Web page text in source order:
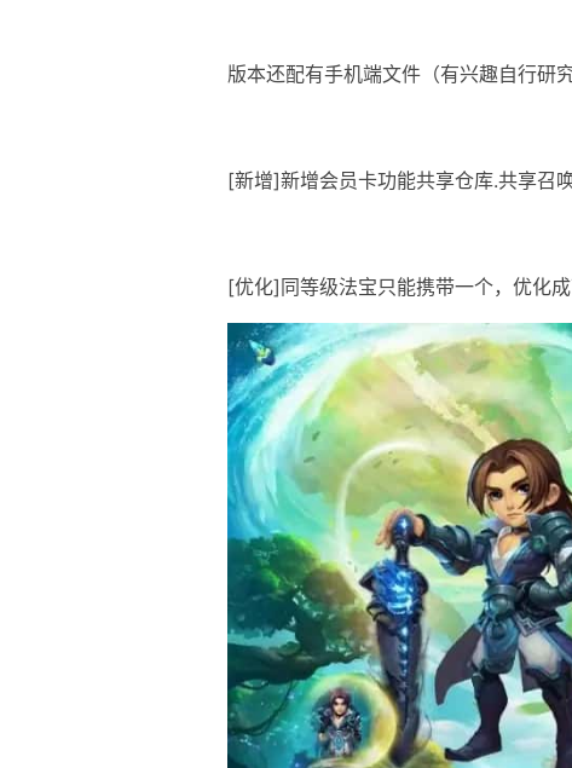
版本还配有手机端文件（有兴趣自行研究
[新增]新增会员卡功能共享仓库.共享召
[优化]同等级法宝只能携带一个，优化